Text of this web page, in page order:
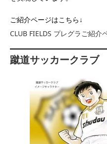
ご紹介ページはこちら↓
CLUB FIELDS プレグラご紹介
蹴道サッカークラブ